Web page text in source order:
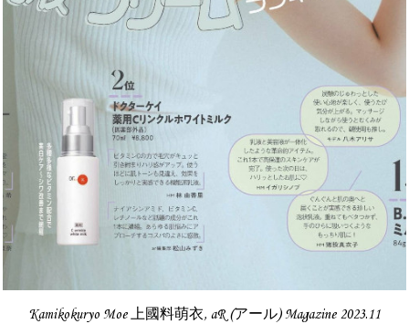
Kamikokuryo Moe 上國料萌衣, aR (アール) Magazine 2023.11